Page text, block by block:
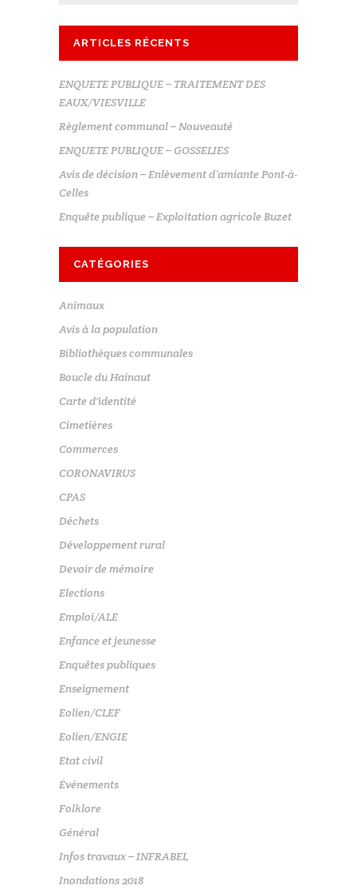
ARTICLES RÉCENTS
ENQUETE PUBLIQUE – TRAITEMENT DES
EAUX/VIESVILLE
Règlement communal – Nouveauté
ENQUETE PUBLIQUE – GOSSELIES
Avis de décision – Enlèvement d’amiante Pont-à-
Celles
Enquête publique – Exploitation agricole Buzet
CATÉGORIES
Animaux
Avis à la population
Bibliothèques communales
Boucle du Hainaut
Carte d'identité
Cimetières
Commerces
CORONAVIRUS
CPAS
Déchets
Développement rural
Devoir de mémoire
Elections
Emploi/ALE
Enfance et jeunesse
Enquêtes publiques
Enseignement
Eolien/CLEF
Eolien/ENGIE
Etat civil
Événements
Folklore
Général
Infos travaux – INFRABEL
Inondations 2018